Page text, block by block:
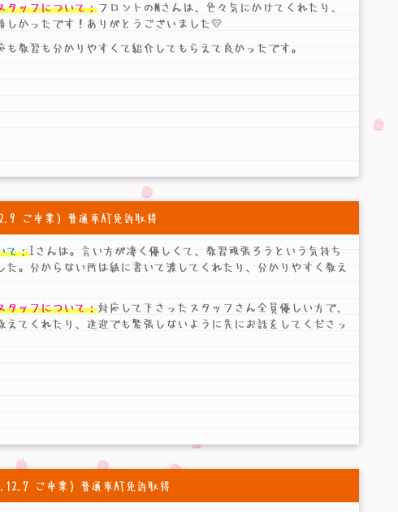
タッフについて：フロントのMさんは、色々気にかけてくれたり、
しかったです！ありがとうございました💛
も教習も分かりやすくて紹介してもらえて良かったです。
ご卒業）普通車AT免許取得
て： Iさんは。言い方が凄く優しくて、教習頑張ろうという気持ち
た。分からない所は紙に書いて渡してくれたり、分かりやすく教え
タッフについて：対応して下さったスタッフさん全員優しい方で、
えてくれたり、送迎でも緊張しないように先にお話をしてくださっ
ご卒業）普通車AT免許取得